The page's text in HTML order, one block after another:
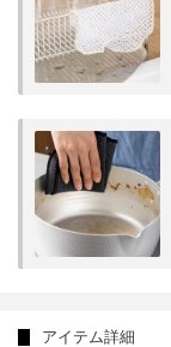
アイテム詳細